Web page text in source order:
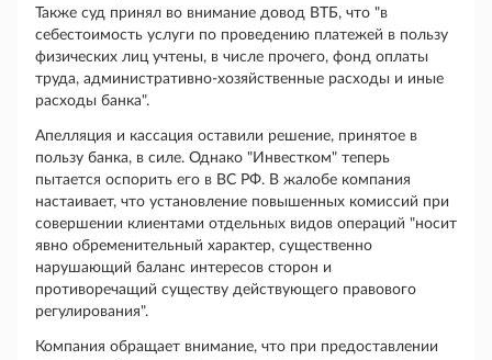
Также суд принял во внимание довод ВТБ, что "в
себестоимость услуги по проведению платежей в пользу
физических лиц учтены, в числе прочего, фонд оплаты
труда, административно-хозяйственные расходы и иные
расходы банка".
Апелляция и кассация оставили решение, принятое в
пользу банка, в силе. Однако "Инвестком" теперь
пытается оспорить его в ВС РФ. В жалобе компания
настаивает, что установление повышенных комиссий при
совершении клиентами отдельных видов операций "носит
явно обременительный характер, существенно
нарушающий баланс интересов сторон и
противоречащий существу действующего правового
регулирования".
Компания обращает внимание, что при предоставлении